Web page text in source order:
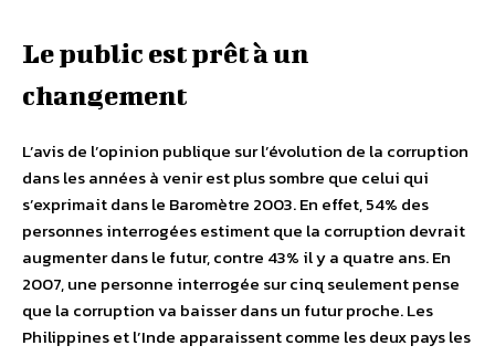
Le public est prêt à un
changement
L’avis de l’opinion publique sur l’évolution de la corruption
dans les années à venir est plus sombre que celui qui
s’exprimait dans le Baromètre 2003. En effet, 54% des
personnes interrogées estiment que la corruption devrait
augmenter dans le futur, contre 43% il y a quatre ans. En
2007, une personne interrogée sur cinq seulement pense
que la corruption va baisser dans un futur proche. Les
Philippines et l’Inde apparaissent comme les deux pays les